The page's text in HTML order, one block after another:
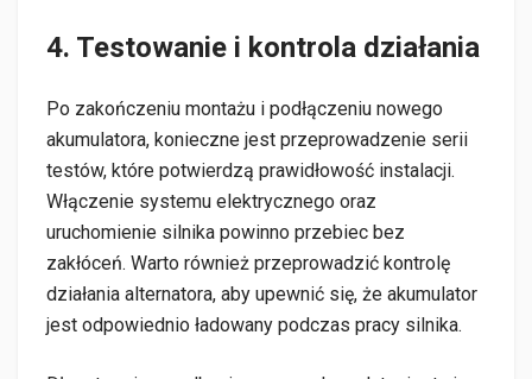
4. Testowanie i kontrola działania
Po zakończeniu montażu i podłączeniu nowego
akumulatora, konieczne jest przeprowadzenie serii
testów, które potwierdzą prawidłowość instalacji.
Włączenie systemu elektrycznego oraz
uruchomienie silnika powinno przebiec bez
zakłóceń. Warto również przeprowadzić kontrolę
działania alternatora, aby upewnić się, że akumulator
jest odpowiednio ładowany podczas pracy silnika.